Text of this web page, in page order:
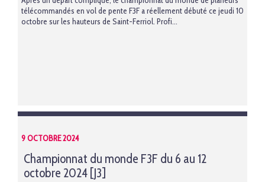
télécommandés en vol de pente F3F a réellement débuté ce jeudi 10
octobre sur les hauteurs de Saint-Ferriol. Profi...
9 OCTOBRE 2024
Championnat du monde F3F du 6 au 12
octobre 2024 [J3]